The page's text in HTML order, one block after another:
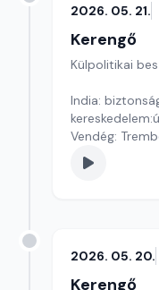
2026. 05. 21.
Kerengő
Külpolitikai
India:
Vendég:
Szerkesztő:
2026. 05. 20.
Kerengő